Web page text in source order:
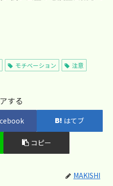
モチベーション
注意
する
はてブ
コピー
MAKISHI